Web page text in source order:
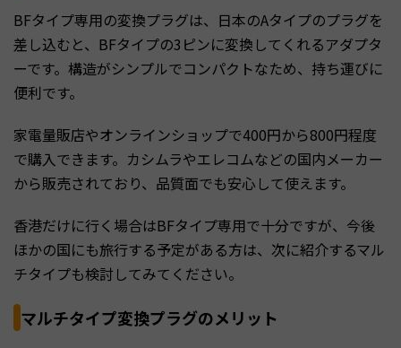
BFタイプ専用の変換プラグは、日本のAタイプのプラグを
差し込むと、BFタイプの3ピンに変換してくれるアダプタ
ーです。構造がシンプルでコンパクトなため、持ち運びに
便利です。
家電量販店やオンラインショップで400円から800円程度
で購入できます。カシムラやエレコムなどの国内メーカー
から販売されており、品質面でも安心して使えます。
香港だけに行く場合はBFタイプ専用で十分ですが、今後
ほかの国にも旅行する予定がある方は、次に紹介するマル
チタイプも検討してみてください。
マルチタイプ変換プラグのメリット